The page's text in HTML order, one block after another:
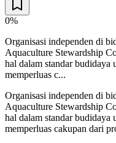
0%
Organisasi independen di
Aquaculture Stewardship
hal dalam standar budidaya
memperluas c...
Organisasi independen di
Aquaculture Stewardship
hal dalam standar budidaya
memperluas cakupan dari